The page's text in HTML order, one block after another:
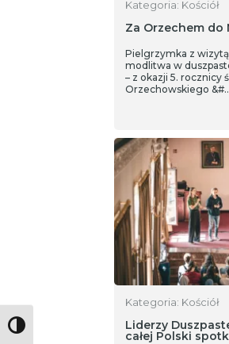
Toggle High Contrast
Kategoria: Kościół
Za Orzechem do
Pielgrzymka z
modlitwa w
– z okazji 5. rocznicy
Orzechowskiego
Kategoria: Kościół
Liderzy
całej Polski